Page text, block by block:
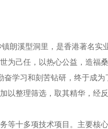
朗溪型洞里，是香港著名实
为己任，以热心公益，造福
学习和刻苦钻研，终于成
以整理筛选，取其精华，经
十多项技术项目。主要核心